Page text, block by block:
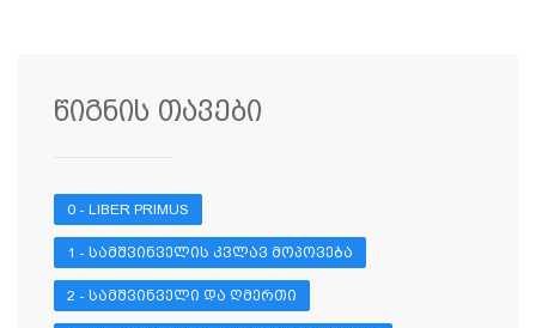
წიგნის თავები
0 - LIBER PRIMUS
1 - ᲡᲐᲛᲨᲕᲘᲜᲕᲔᲚᲘᲡ ᲙᲕᲚᲐᲕ ᲛᲝᲞᲝᲕᲔᲑᲐ
2 - ᲡᲐᲛᲨᲕᲘᲜᲕᲔᲚᲘ ᲓᲐ ᲦᲛᲔᲠᲗᲘ